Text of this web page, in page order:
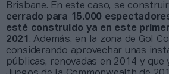
Brisbane. En este caso, se
cerrado para 15.000
esté construido ya en este
2021 . Además, en la zona de Gol
considerando aprovechar unas
públicas, renovadas en 2014 y que